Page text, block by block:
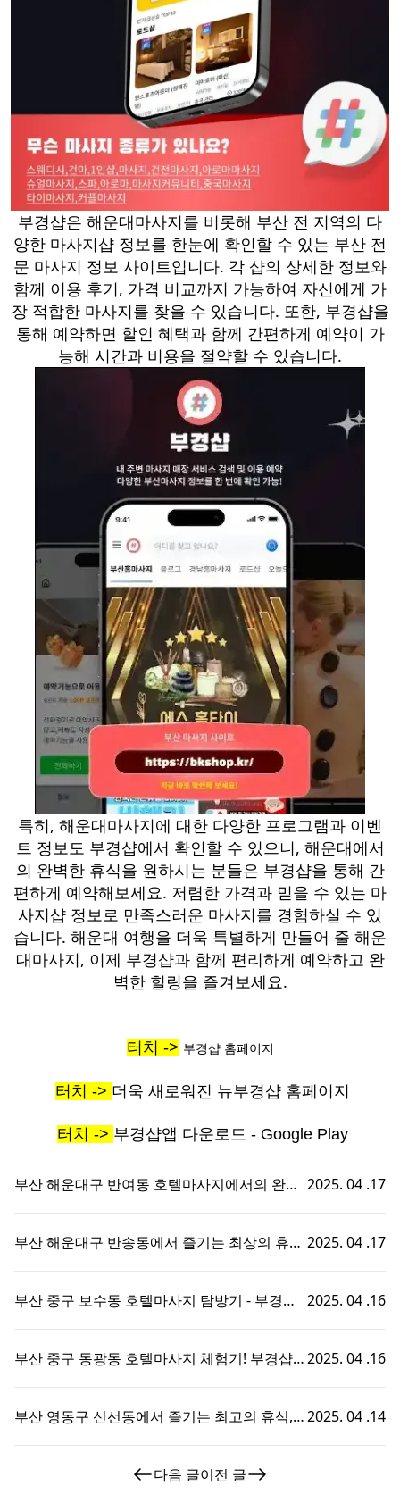
부경샵은 해운대마사지를 비롯해 부산 전 지역의 다
양한 마사지샵 정보를 한눈에 확인할 수 있는 부산 전
문 마사지 정보 사이트입니다. 각 샵의 상세한 정보와
함께 이용 후기, 가격 비교까지 가능하여 자신에게 가
장 적합한 마사지를 찾을 수 있습니다. 또한, 부경샵을
통해 예약하면 할인 혜택과 함께 간편하게 예약이 가
능해 시간과 비용을 절약할 수 있습니다.
특히, 해운대마사지에 대한 다양한 프로그램과 이벤
트 정보도 부경샵에서 확인할 수 있으니, 해운대에서
의 완벽한 휴식을 원하시는 분들은 부경샵을 통해 간
편하게 예약해보세요. 저렴한 가격과 믿을 수 있는 마
사지샵 정보로 만족스러운 마사지를 경험하실 수 있
습니다. 해운대 여행을 더욱 특별하게 만들어 줄 해운
대마사지, 이제 부경샵과 함께 편리하게 예약하고 완
벽한 힐링을 즐겨보세요.
터치 -> 부경샵 홈페이지
터치 -> 더욱 새로워진 뉴부경샵 홈페이지
터치 -> 부경샵앱 다운로드 - Google Play
부산 해운대구 반여동 호텔마사지에서의 완벽 2025. 04 .17
부산 해운대구 반송동에서 즐기는 최상의 휴식, 2025. 04 .17
부산 중구 보수동 호텔마사지 탐방기 - 부경샵
2025. 04 .16
부산 중구 동광동 호텔마사지 체험기! 부경샵에2025. 04 .16
부산 영동구 신선동에서 즐기는 최고의 휴식,
2025. 04 .14
다음 글이전 글